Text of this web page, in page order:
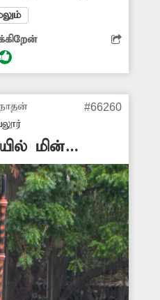
விளக்குகள்
இதனால் அங்கு
இருள்
சம்பந்தப்பட்ட
#66260
மின்